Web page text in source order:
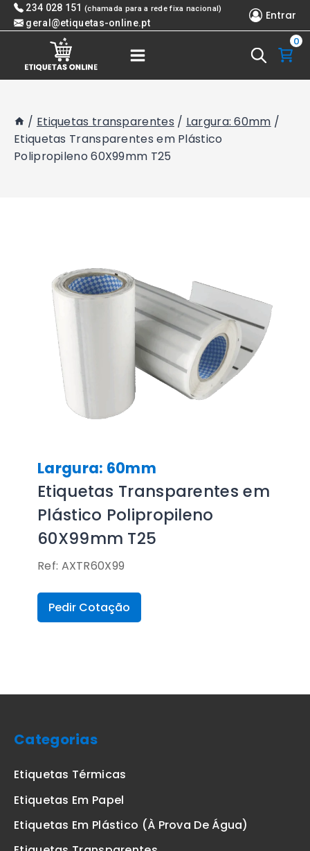
Skip 234 028 151 (chamada para a rede fixa nacional)
geral@etiquetas-online.pt
Entrar
0
/ Etiquetas transparentes / Largura: 60mm /
Etiquetas Transparentes em Plástico
Polipropileno 60X99mm T25
Largura: 60mm
Etiquetas Transparentes em
Plástico Polipropileno
60X99mm T25
Ref: AXTR60X99
Pedir Cotação
Categorias
Etiquetas Térmicas
Etiquetas Em Papel
Etiquetas Em Plástico (à Prova De Água)